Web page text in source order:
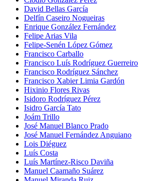
David Bellas García
Delfín Caseiro Nogueiras
Enrique González Fernández
Felipe Arias Vila
Felipe-Senén López Gómez
Francisco Carballo
Francisco Luís Rodríguez Guerreiro
Francisco Rodríguez Sánchez
Francisco Xabier Limia Gardón
Hixinio Flores Rivas
Isidoro Rodríguez Pérez
Isidro García Tato
Joám Trillo
José Manuel Blanco Prado
José Manuel Fernández Anguiano
Lois Diéguez
Luís Costa
Luís Martínez-Risco Daviña
Manuel Caamaño Suárez